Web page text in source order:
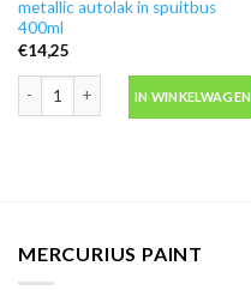
metallic autolak in spuitbus
400ml
€14,25
IN WINKELWAGEN
MERCURIUS PAINT